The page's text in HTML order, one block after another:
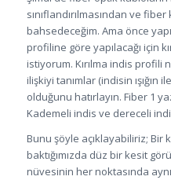
sınıflandırılmasından ve
bahsedeceğim. Ama önce
profiline göre yapılacağı için
istiyorum. Kırılma indis profili
ilişkiyi tanımlar (indisin
olduğunu hatırlayın. Fiber 1
Kademeli indis ve dereceli
Bunu şöyle açıklayabiliriz;
baktığımızda düz bir kesit
nüvesinin her noktasında